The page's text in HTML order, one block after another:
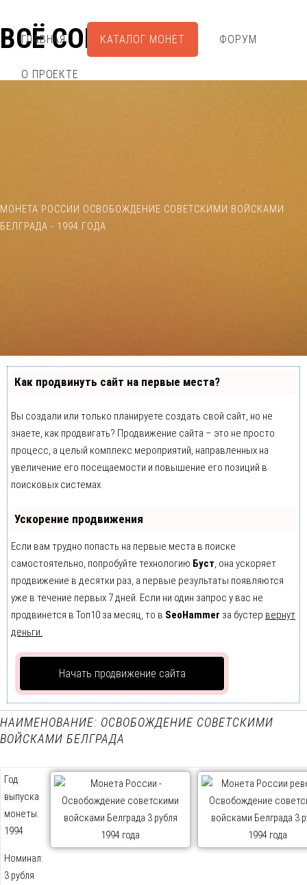
ВСЁ СОБРАЛ
ГЛАВНАЯ КАТАЛОГ МОНЕТ ФОРУМ
О ПРОЕКТЕ
МОНЕТА РОССИИ ОСВОБОЖДЕНИЕ СОВЕТСКИМИ ВОЙСКАМИ
БЕЛГРАДА - 1994 ГОДА
Как продвинуть сайт на первые места?
Вы создали или только планируете создать свой сайт, но не
знаете, как продвигать? Продвижение сайта – это не просто
процесс, а целый комплекс мероприятий, направленных на
увеличение его посещаемости и повышение его позиций в
поисковых системах.
Ускорение продвижения
Если вам трудно попасть на первые места в поиске
самостоятельно, попробуйте технологию Буст, она ускоряет
продвижение в десятки раз, а первые результаты появляются
уже в течение первых 7 дней. Если ни один запрос у вас не
продвинется в Топ10 за месяц, то в SeoHammer за бустер вернут
деньги.
Начать продвижение сайта
НАИМЕНОВАНИЕ: ОСВОБОЖДЕНИЕ СОВЕТСКИМИ
ВОЙСКАМИ БЕЛГРАДА
Год
выпуска
монеты:
1994
Номинал:
3 рубля